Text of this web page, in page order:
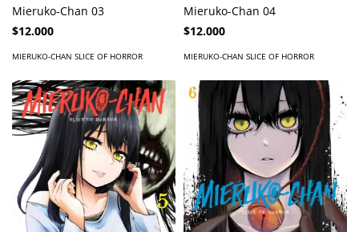
Mieruko-Chan 03
$12.000
MIERUKO-CHAN SLICE OF HORROR
Mieruko-Chan 04
$12.000
MIERUKO-CHAN SLICE OF HORROR